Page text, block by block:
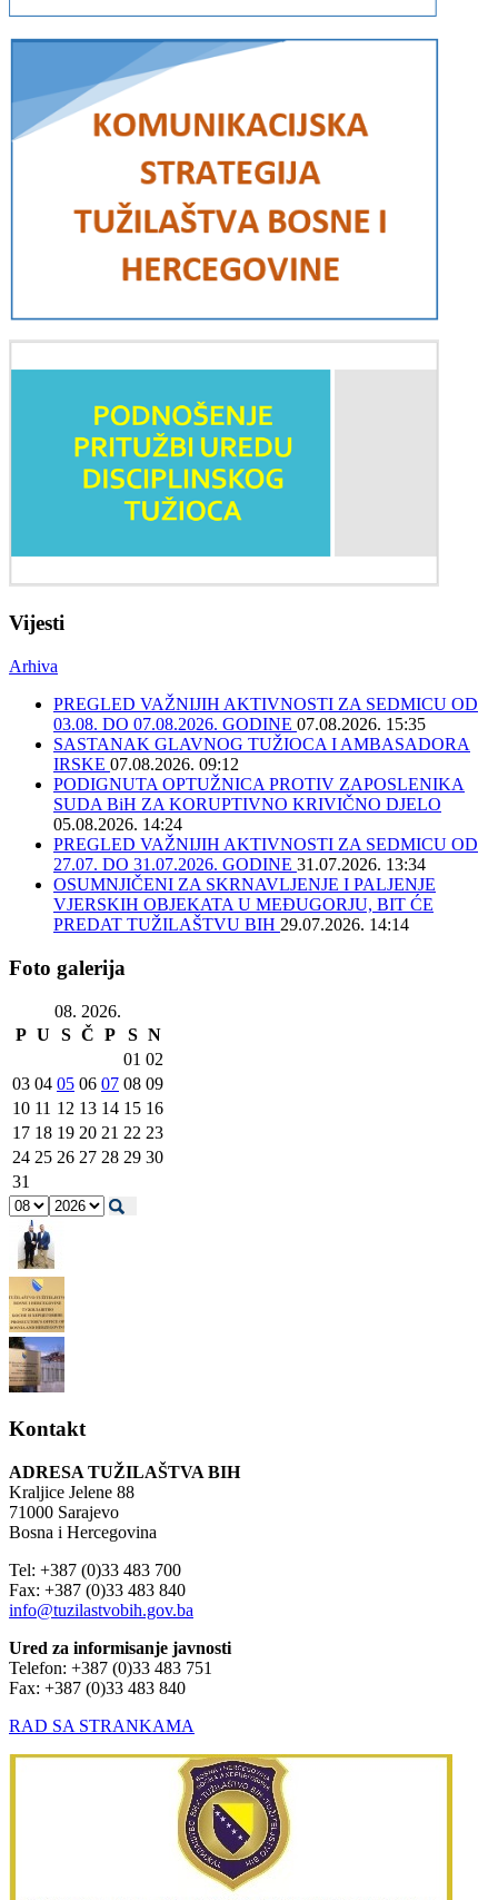
Vijesti
Arhiva
PREGLED VAŽNIJIH AKTIVNOSTI ZA SEDMICU OD
03.08. DO 07.08.2026. GODINE 07.08.2026. 15:35
SASTANAK GLAVNOG TUŽIOCA I AMBASADORA
IRSKE 07.08.2026. 09:12
PODIGNUTA OPTUŽNICA PROTIV ZAPOSLENIKA
SUDA BiH ZA KORUPTIVNO KRIVIČNO DJELO
05.08.2026. 14:24
PREGLED VAŽNIJIH AKTIVNOSTI ZA SEDMICU OD
27.07. DO 31.07.2026. GODINE 31.07.2026. 13:34
OSUMNJIČENI ZA SKRNAVLJENJE I PALJENJE
VJERSKIH OBJEKATA U MEĐUGORJU, BIT ĆE
PREDAT TUŽILAŠTVU BIH 29.07.2026. 14:14
Foto galerija
08. 2026.
P U S Č P S N
01 02
03 04 05 06 07 08 09
10 11 12 13 14 15 16
17 18 19 20 21 22 23
24 25 26 27 28 29 30
31
Kontakt
ADRESA TUŽILAŠTVA BIH
Kraljice Jelene 88
71000 Sarajevo
Bosna i Hercegovina
Tel: +387 (0)33 483 700
Fax: +387 (0)33 483 840
info@tuzilastvobih.gov.ba
Ured za informisanje javnosti
Telefon: +387 (0)33 483 751
Fax: +387 (0)33 483 840
RAD SA STRANKAMA